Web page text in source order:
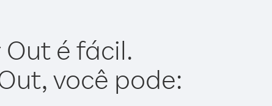
é fácil.
você pode: